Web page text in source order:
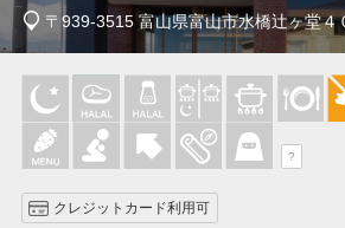
〒939-3515 富山県富山市水橋辻ヶ堂４
?
クレジットカード利用可